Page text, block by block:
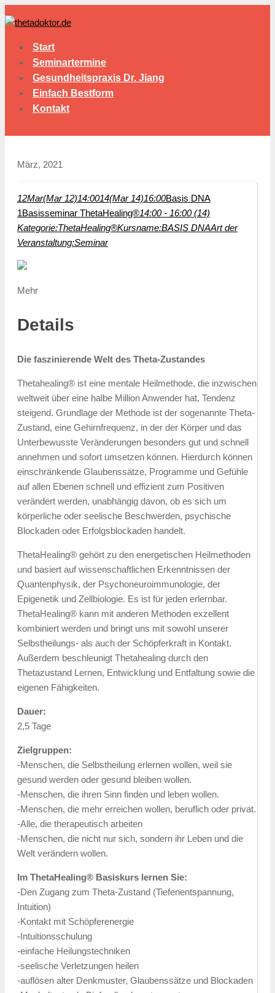
Start
Seminartermine
Gesundheitspraxis Dr. Jiang
Einfach Bestform
Kontakt
März, 2021
12Mar(Mar 12)14:0014(Mar 14)16:00Basis DNA
1Basisseminar ThetaHealing®14:00 - 16:00 (14)
Kategorie:ThetaHealing®Kursname:BASIS DNAArt der
Veranstaltung:Seminar
Mehr
Details
Die faszinierende Welt des Theta-Zustandes
Thetahealing® ist eine mentale Heilmethode, die inzwischen
weltweit über eine halbe Million Anwender hat, Tendenz
steigend. Grundlage der Methode ist der sogenannte Theta-
Zustand, eine Gehirnfrequenz, in der der Körper und das
Unterbewusste Veränderungen besonders gut und schnell
annehmen und sofort umsetzen können. Hierdurch können
einschränkende Glaubenssätze, Programme und Gefühle
auf allen Ebenen schnell und effizient zum Positiven
verändert werden, unabhängig davon, ob es sich um
körperliche oder seelische Beschwerden, psychische
Blockaden oder Erfolgsblockaden handelt.
ThetaHealing® gehört zu den energetischen Heilmethoden
und basiert auf wissenschaftlichen Erkenntnissen der
Quantenphysik, der Psychoneuroimmunologie, der
Epigenetik und Zellbiologie. Es ist für jeden erlernbar.
ThetaHealing® kann mit anderen Methoden exzellent
kombiniert werden und bringt uns mit sowohl unserer
Selbstheilungs- als auch der Schöpferkraft in Kontakt.
Außerdem beschleunigt Thetahealing durch den
Thetazustand Lernen, Entwicklung und Entfaltung sowie die
eigenen Fähigkeiten.
Dauer:
2,5 Tage
Zielgruppen:
-Menschen, die Selbstheilung erlernen wollen, weil sie
gesund werden oder gesund bleiben wollen.
-Menschen, die ihren Sinn finden und leben wollen.
-Menschen, die mehr erreichen wollen, beruflich oder privat.
-Alle, die therapeutisch arbeiten
-Menschen, die nicht nur sich, sondern ihr Leben und die
Welt verändern wollen.
Im ThetaHealing® Basiskurs lernen Sie:
-Den Zugang zum Theta-Zustand (Tiefenentspannung,
Intuition)
-Kontakt mit Schöpferenergie
-Intuitionsschulung
-einfache Heilungstechniken
-seelische Verletzungen heilen
-auflösen alter Denkmuster, Glaubenssätze und Blockaden